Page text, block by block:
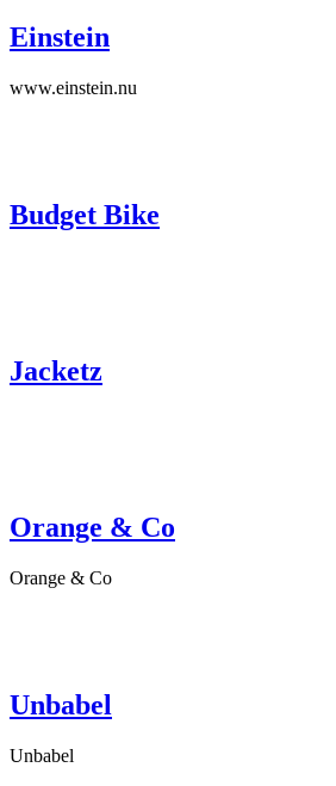
Einstein
www.einstein.nu
Budget Bike
Jacketz
Orange & Co
Orange & Co
Unbabel
Unbabel